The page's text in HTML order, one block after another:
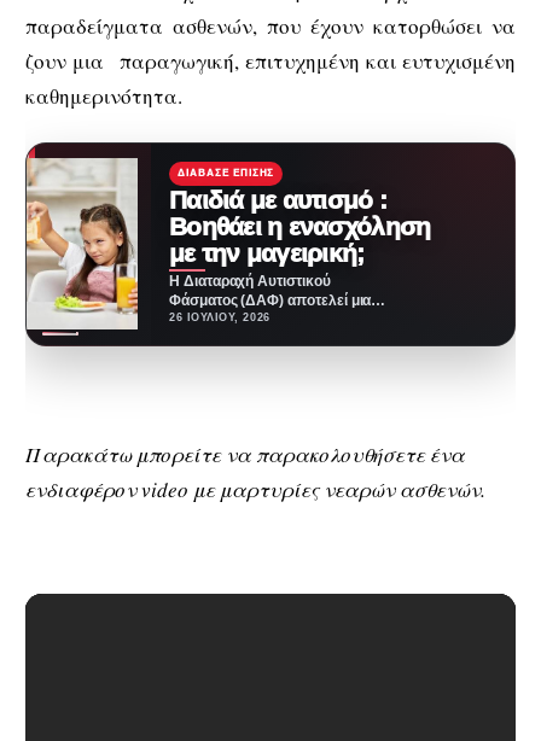
παραδείγματα ασθενών, που έχουν κατορθώσει να
ζουν μια παραγωγική, επιτυχημένη και ευτυχισμένη
καθημερινότητα.
ΔΙΆΒΑΣΕ ΕΠΊΣΗΣ
Παιδιά με αυτισμό :
Βοηθάει η ενασχόληση
με την μαγειρική;
Η Διαταραχή Αυτιστικού
Φάσματος (ΔΑΦ) αποτελεί μια
νευροαναπτυξιακή κατάσταση
26 ΙΟΥΛΊΟΥ, 2026
Παρακάτω μπορείτε να παρακολουθήσετε ένα
ενδιαφέρον video με μαρτυρίες νεαρών ασθενών.